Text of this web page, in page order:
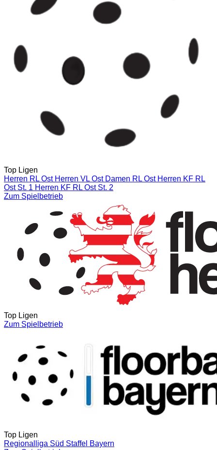
Top Ligen
Herren RL Ost Herren VL Ost Damen RL Ost Herren KF RL
Ost St. 1 Herren KF RL Ost St. 2
Zum Spielbetrieb
Top Ligen
Zum Spielbetrieb
Top Ligen
Regionalliga Süd Staffel Bayern